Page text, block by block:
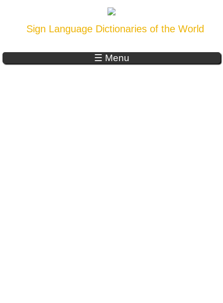
Sign Language Dictionaries of the World
☰ Menu